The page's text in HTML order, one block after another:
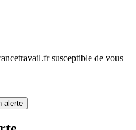
susceptible de vous
alerte